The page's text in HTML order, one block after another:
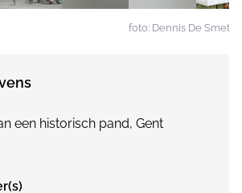
foto: Dennis De Smet
een historisch pand, Gent